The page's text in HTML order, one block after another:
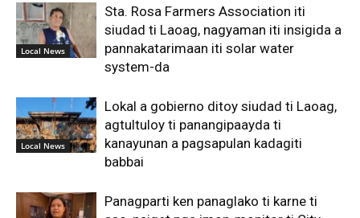
Local News
Sta. Rosa Farmers Association iti
siudad ti Laoag, nagyaman iti insigida a
pannakatarimaan iti solar water
system-da
Local News
Lokal a gobierno ditoy siudad ti Laoag,
agtultuloy ti panangipaayda ti
kanayunan a pagsapulan kadagiti
babbai
Panagparti ken panaglako ti karne ti